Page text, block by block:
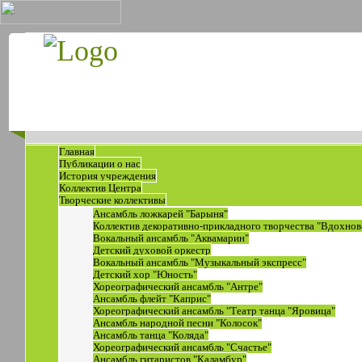
Главная
Публикации о нас
История учреждения
Коллектив Центра
Творческие коллективы
Ансамбль ложкарей "Барыня"
Коллектив декоративно-прикладного творчества
Вокальный ансамбль "Аквамарин"
Детский духовой оркестр
Вокальный ансамбль "Музыкальный экспресс"
Детский хор "Юность"
Хореографический ансамбль "Антре"
Ансамбль флейт "Каприс"
Хореографический ансамбль "Театр танца "Яровица"
Ансамбль народной песни "Колосок"
Ансамбль танца "Коляда"
Хореографический ансамбль "Счастье"
Ансамбль гитаристов "Каламбур"